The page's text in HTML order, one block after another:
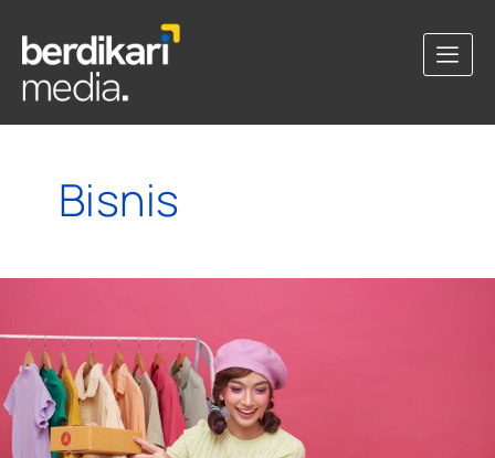
Bisnis
Mengapa
Admin
Online